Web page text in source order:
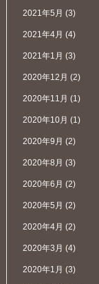
2021年5月 (3)
2021年4月 (4)
2021年1月 (3)
2020年12月 (2)
2020年11月 (1)
2020年10月 (1)
2020年9月 (2)
2020年8月 (3)
2020年6月 (2)
2020年5月 (2)
2020年4月 (2)
2020年3月 (4)
2020年1月 (3)